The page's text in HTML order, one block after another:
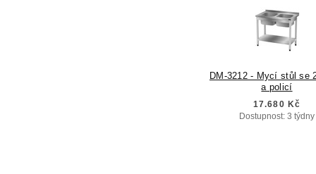
DM-3212 - Mycí stůl se
a policí
17.680 Kč
Dostupnost: 3 týdny